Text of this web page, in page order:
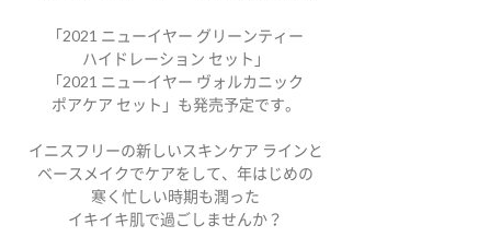
「2021 ニューイヤー グリーンティー
ハイドレーション セット」
「2021 ニューイヤー ヴォルカニック
ポアケア セット」も発売予定です。
イニスフリーの新しいスキンケア ラインと
ベースメイクでケアをして、年はじめの
寒く忙しい時期も潤った
イキイキ肌で過ごしませんか？